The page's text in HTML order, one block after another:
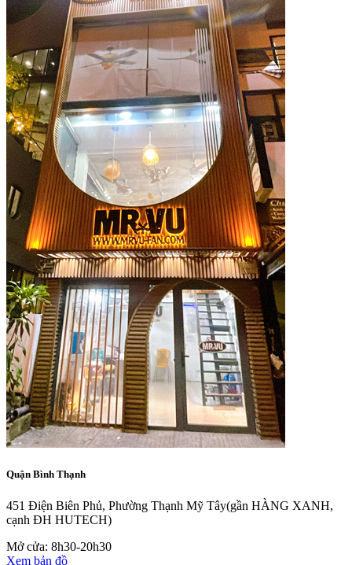
Quận Bình Thạnh
451 Điện Biên Phủ, Phường Thạnh Mỹ Tây(gần HÀNG XANH,
cạnh ĐH HUTECH)
Mở cửa: 8h30-20h30
Xem bản đồ